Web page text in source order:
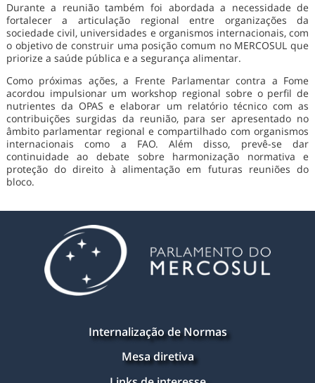
Durante a reunião também foi abordada a necessidade de
fortalecer a articulação regional entre organizações da
sociedade civil, universidades e organismos internacionais, com
o objetivo de construir uma posição comum no MERCOSUL que
priorize a saúde pública e a segurança alimentar.
Como próximas ações, a Frente Parlamentar contra a Fome
acordou impulsionar um workshop regional sobre o perfil de
nutrientes da OPAS e elaborar um relatório técnico com as
contribuições surgidas da reunião, para ser apresentado no
âmbito parlamentar regional e compartilhado com organismos
internacionais como a FAO. Além disso, prevê-se dar
continuidade ao debate sobre harmonização normativa e
proteção do direito à alimentação em futuras reuniões do
bloco.
Internalização de Normas
Mesa diretiva